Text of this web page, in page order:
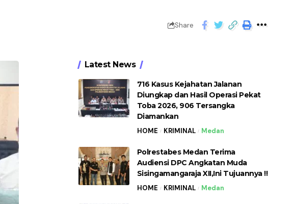
Share
Latest News
716 Kasus Kejahatan Jalanan
Diungkap dan Hasil Operasi Pekat
Toba 2026, 906 Tersangka
Diamankan
HOME KRIMINAL Medan
Polrestabes Medan Terima
Audiensi DPC Angkatan Muda
Sisingamangaraja XII,Ini Tujuannya !!
HOME KRIMINAL Medan